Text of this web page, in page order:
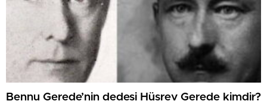
Bennu Gerede’nin dedesi Hüsrev Gerede kimdir?